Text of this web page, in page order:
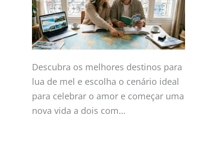
Descubra os melhores destinos para
lua de mel e escolha o cenário ideal
para celebrar o amor e começar uma
nova vida a dois com…